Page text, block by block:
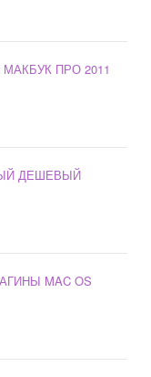
ПРО 2011
ДЕШЕВЫЙ
MAC OS